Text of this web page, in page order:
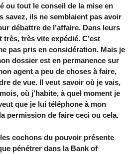
ou tout le conseil de la mise en
savez, ils ne semblaient pas avoir
débattre de l’affaire. Dans leurs
très vite expédié. C’est
pas pris en considération. Mais je
dossier est en permanence sur
agent a peu de choses à faire,
de vue. Il veut savoir où je vais,
où j’habite, à quel moment je
que je lui téléphone à mon
permission de faire ceci ou cela.
cochons du pouvoir présente
pénétrer dans la Bank of